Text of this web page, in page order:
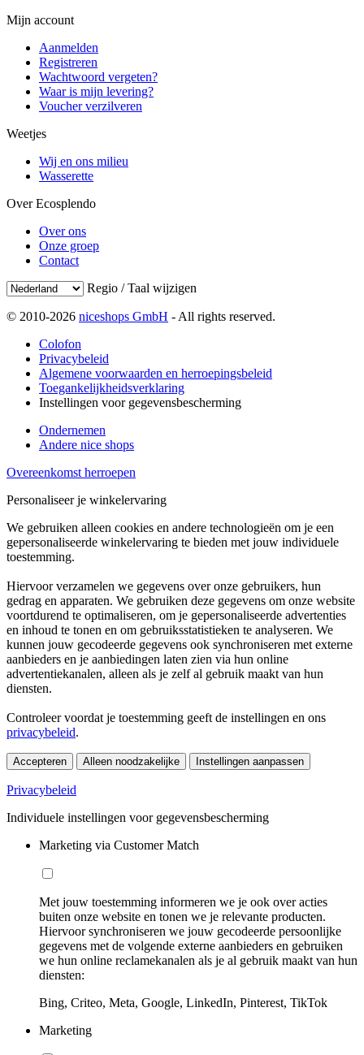
Mijn account
Aanmelden
Registreren
Wachtwoord vergeten?
Waar is mijn levering?
Voucher verzilveren
Weetjes
Wij en ons milieu
Wasserette
Over Ecosplendo
Over ons
Onze groep
Contact
Regio / Taal wijzigen
© 2010-2026 niceshops GmbH - All rights reserved.
Colofon
Privacybeleid
Algemene voorwaarden en herroepingsbeleid
Toegankelijkheidsverklaring
Instellingen voor gegevensbescherming
Ondernemen
Andere nice shops
Overeenkomst herroepen
Personaliseer je winkelervaring
We gebruiken alleen cookies en andere technologieën om je een
gepersonaliseerde winkelervaring te bieden met jouw individuele
toestemming.
Hiervoor verzamelen we gegevens over onze gebruikers, hun
gedrag en apparaten. We gebruiken deze gegevens om onze website
voortdurend te optimaliseren, om je gepersonaliseerde advertenties
en inhoud te tonen en om gebruiksstatistieken te analyseren. We
kunnen jouw gecodeerde gegevens ook synchroniseren met externe
aanbieders en je aanbiedingen laten zien via hun online
advertentiekanalen, alleen als je zelf al gebruik maakt van hun
diensten.
Controleer voordat je toestemming geeft de instellingen en ons
privacybeleid.
Accepteren Alleen noodzakelijke Instellingen aanpassen
Privacybeleid
Individuele instellingen voor gegevensbescherming
Marketing via Customer Match
Met jouw toestemming informeren we je ook over acties
buiten onze website en tonen we je relevante producten.
Hiervoor synchroniseren we jouw gecodeerde persoonlijke
gegevens met de volgende externe aanbieders en gebruiken
we hun online reclamekanalen als je al gebruik maakt van hun
diensten:
Bing, Criteo, Meta, Google, LinkedIn, Pinterest, TikTok
Marketing